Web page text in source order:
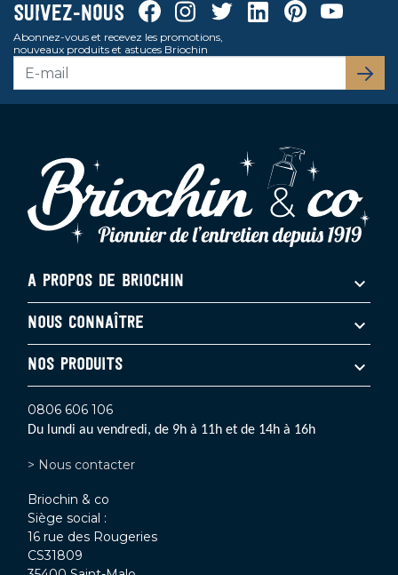
Suivez-nous FacebookInstagramTwitterLinkedinPinterestYoutube
Abonnez-vous et recevez les promotions,
nouveaux produits et astuces Briochin
A PROPOS DE BRIOCHIN
NOUS CONNAÎTRE
NOS PRODUITS
0806 606 106
Du lundi au vendredi, de 9h à 11h et de 14h à 16h
> Nous contacter
Briochin & co
Siège social :
16 rue des Rougeries
CS31809